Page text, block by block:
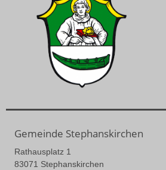
Gemeinde Stephanskirchen
Rathausplatz 1
83071 Stephanskirchen